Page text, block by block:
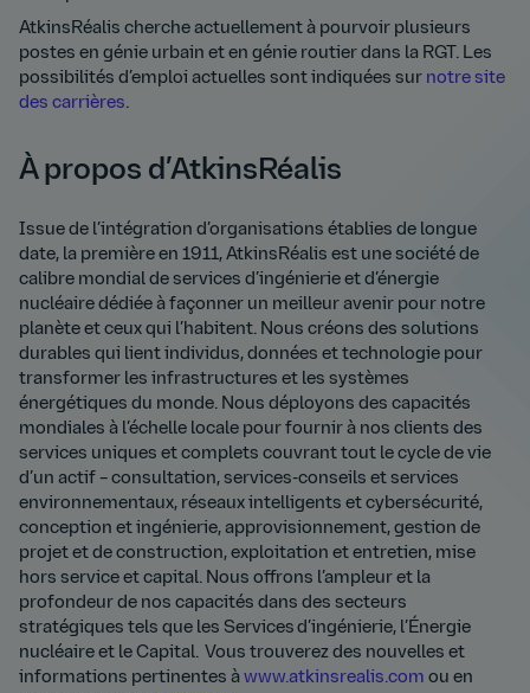
AtkinsRéalis cherche actuellement à pourvoir plusieurs
postes en génie urbain et en génie routier dans la RGT. Les
possibilités d’emploi actuelles sont indiquées sur notre site
des carrières.
À propos d’AtkinsRéalis
Issue de l’intégration d’organisations établies de longue
date, la première en 1911, AtkinsRéalis est une société de
calibre mondial de services d’ingénierie et d’énergie
nucléaire dédiée à façonner un meilleur avenir pour notre
planète et ceux qui l’habitent. Nous créons des solutions
durables qui lient individus, données et technologie pour
transformer les infrastructures et les systèmes
énergétiques du monde. Nous déployons des capacités
mondiales à l’échelle locale pour fournir à nos clients des
services uniques et complets couvrant tout le cycle de vie
d’un actif – consultation, services-conseils et services
environnementaux, réseaux intelligents et cybersécurité,
conception et ingénierie, approvisionnement, gestion de
projet et de construction, exploitation et entretien, mise
hors service et capital. Nous offrons l’ampleur et la
profondeur de nos capacités dans des secteurs
stratégiques tels que les Services d’ingénierie, l’Énergie
nucléaire et le Capital. Vous trouverez des nouvelles et
informations pertinentes à www.atkinsrealis.com ou en